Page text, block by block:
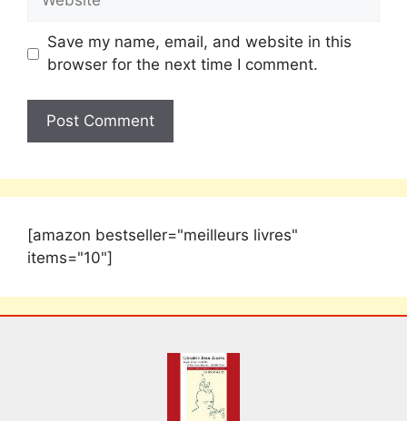
Save my name, email, and website in this
browser for the next time I comment.
[amazon bestseller="meilleurs livres"
items="10"]